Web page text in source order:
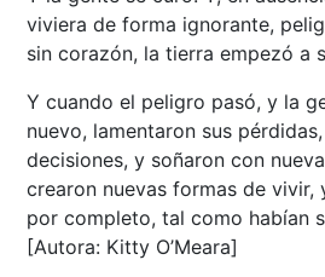
viviera de forma ignorante,
sin corazón, la tierra empezó a
Y cuando el peligro pasó, y la
nuevo, lamentaron sus
decisiones, y soñaron con
crearon nuevas formas de vivir,
por completo, tal como habían
[Autora: Kitty O’Meara]